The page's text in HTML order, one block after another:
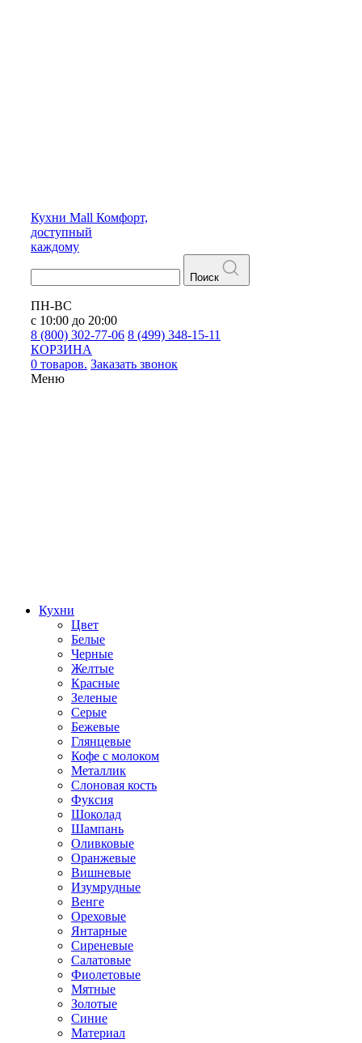
Кухни Mall Комфорт,
доступный
каждому
Поиск
ПН-ВС
с 10:00 до 20:00
8 (800) 302-77-06 8 (499) 348-15-11
КОРЗИНА
0 товаров. Заказать звонок
Меню
Кухни
Цвет
Белые
Черные
Желтые
Красные
Зеленые
Серые
Бежевые
Глянцевые
Кофе с молоком
Металлик
Слоновая кость
Фуксия
Шоколад
Шампань
Оливковые
Оранжевые
Вишневые
Изумрудные
Венге
Ореховые
Янтарные
Сиреневые
Салатовые
Фиолетовые
Мятные
Золотые
Синие
Материал